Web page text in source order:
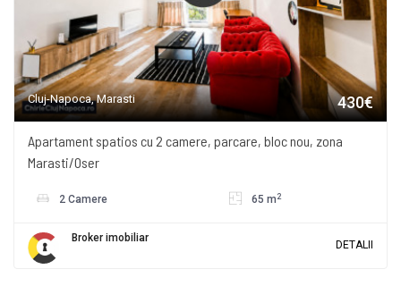
Cluj-Napoca, Marasti 430€
Apartament spatios cu 2 camere, parcare, bloc nou, zona
Marasti/Oser
2 Camere 65 m 2
Broker imobiliar
DETALII